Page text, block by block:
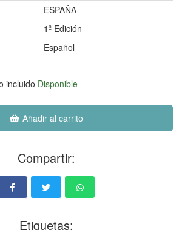
ESPAÑA
1ª Edición
Español
incluido Disponible
Añadir al carrito
Compartir:
Etiquetas: